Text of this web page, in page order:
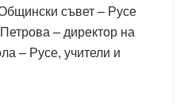
съвет – Русе
– директор на
– Русе, учители и